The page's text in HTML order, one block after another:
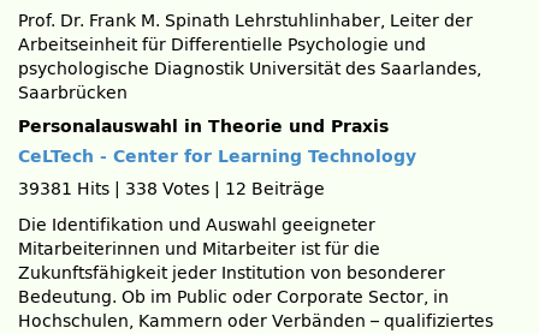
Prof. Dr. Frank M. Spinath Lehrstuhlinhaber, Leiter der
Arbeitseinheit für Differentielle Psychologie und
psychologische Diagnostik Universität des Saarlandes,
Saarbrücken
Personalauswahl in Theorie und Praxis
CeLTech - Center for Learning Technology
39381 Hits
338 Votes
12 Beiträge
Die Identifikation und Auswahl geeigneter
Mitarbeiterinnen und Mitarbeiter ist für die
Zukunftsfähigkeit jeder Institution von besonderer
Bedeutung. Ob im Public oder Corporate Sector, in
Hochschulen, Kammern oder Verbänden – qualifiziertes